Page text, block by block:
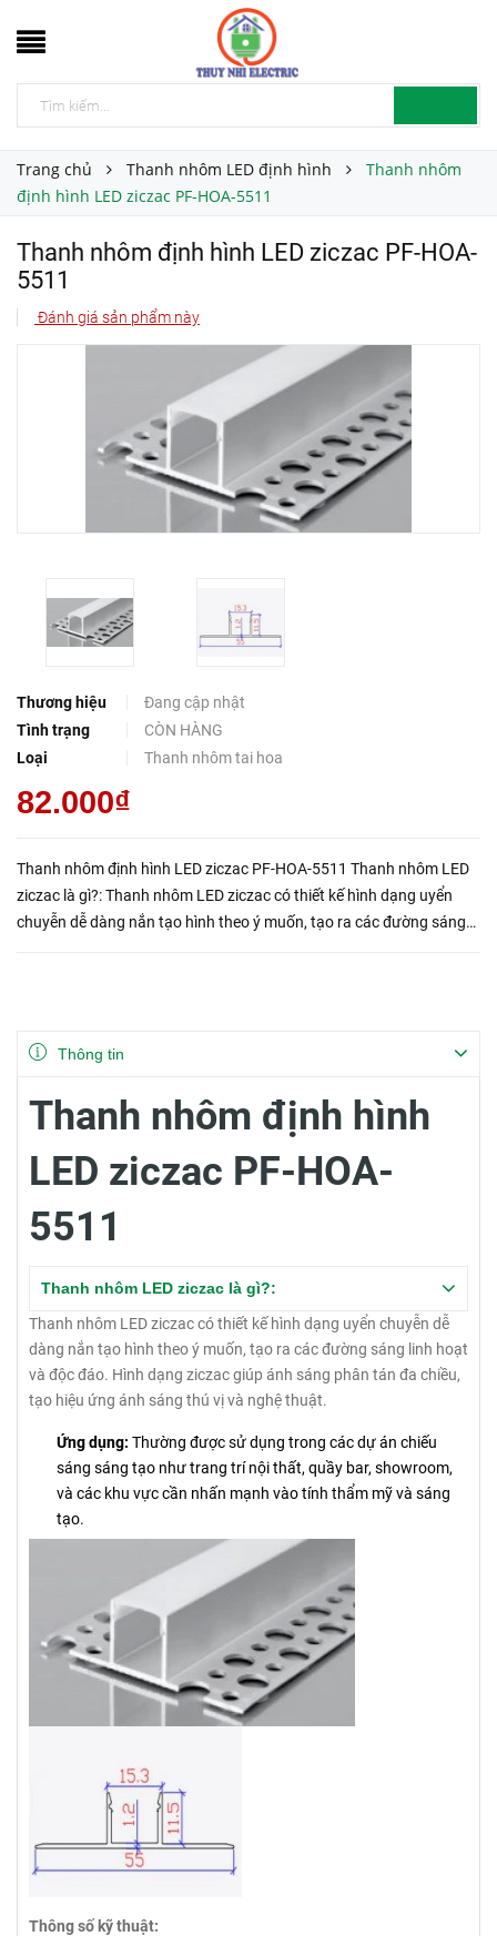
Trang chủ Thanh nhôm LED định hình
Thanh nhôm
định hình LED ziczac PF-HOA-5511
Thanh nhôm định hình LED ziczac PF-HOA-
5511
Đánh giá sản phẩm này
Thương hiệu
Đang cập nhật
Tình trạng
CÒN HÀNG
Loại
Thanh nhôm tai hoa
82.000₫
Thanh nhôm định hình LED ziczac PF-HOA-5511 Thanh nhôm LED
ziczac là gì?: Thanh nhôm LED ziczac có thiết kế hình dạng uyển
chuyễn dễ dàng nắn tạo hình theo ý muốn, tạo ra các đường sáng
Thông tin
Thanh nhôm định hình
LED ziczac PF-HOA-
5511
Thanh nhôm LED ziczac là gì?:
Thanh nhôm LED ziczac có thiết kế hình dạng uyển chuyễn dễ
dàng nắn tạo hình theo ý muốn, tạo ra các đường sáng linh hoạt
và độc đáo. Hình dạng ziczac giúp ánh sáng phân tán đa chiều,
tạo hiệu ứng ánh sáng thú vị và nghệ thuật.
Ứng dụng: Thường được sử dụng trong các dự án chiếu
sáng sáng tạo như trang trí nội thất, quầy bar, showroom,
và các khu vực cần nhấn mạnh vào tính thẩm mỹ và sáng
tạo.
Thông số kỹ thuật: